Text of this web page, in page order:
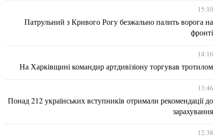
15:10
Патрульний з Кривого Рогу безжально палить ворога на
фронті
14:16
На Харківщині командир артдивізіону торгував тротилом
13:46
Понад 212 українських вступників отримали рекомендації до
зарахування
12:38